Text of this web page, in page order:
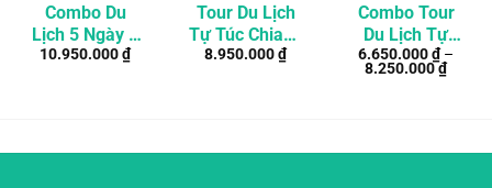
Combo Du
Lịch 5 Ngày 4
Đêm Phuket –
10.950.000₫
Tour Du Lịch
Tự Túc Chiang
Mai – Chiang
8.950.000₫
Combo Tour
Du Lịch Tự
Túc El Nido –
Philippine 4
6.650.000₫–
8.250.000₫